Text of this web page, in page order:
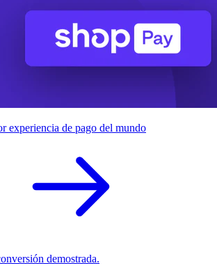
experiencia de pago del mundo
demostrada.